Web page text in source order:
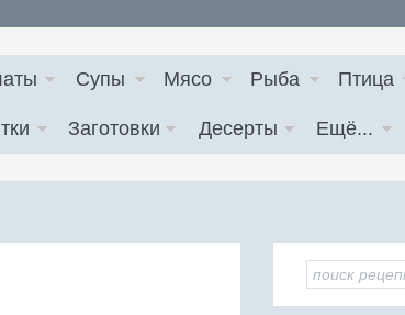
Супы Мясо Рыба Птица
Заготовки Десерты Ещё...